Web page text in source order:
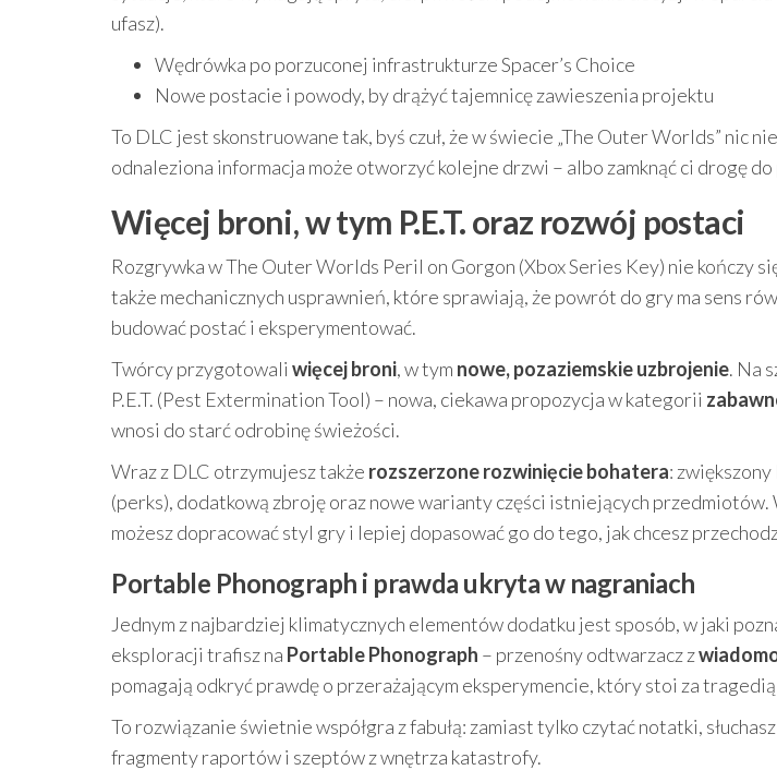
ufasz).
Wędrówka po porzuconej infrastrukturze Spacer’s Choice
Nowe postacie i powody, by drążyć tajemnicę zawieszenia projektu
To DLC jest skonstruowane tak, byś czuł, że w świecie „The Outer Worlds” nic
odnaleziona informacja może otworzyć kolejne drzwi – albo zamknąć ci drogę
Więcej broni, w tym P.E.T. oraz rozwój postaci
Rozgrywka w The Outer Worlds Peril on Gorgon (Xbox Series Key) nie kończy
także mechanicznych usprawnień, które sprawiają, że powrót do gry ma sens
budować postać i eksperymentować.
Twórcy przygotowali więcej broni, w tym nowe, pozaziemskie uzbrojenie. Na
P.E.T. (Pest Extermination Tool) – nowa, ciekawa propozycja w kategorii
wnosi do starć odrobinę świeżości.
Wraz z DLC otrzymujesz także rozszerzone rozwinięcie bohatera:
(perks), dodatkową zbroję oraz nowe warianty części istniejących przedmiotów.
możesz dopracować styl gry i lepiej dopasować go do tego, jak chcesz
Portable Phonograph i prawda ukryta w nagraniach
Jednym z najbardziej klimatycznych elementów dodatku jest sposób, w jaki
eksploracji trafisz na Portable Phonograph – przenośny odtwarzacz z
pomagają odkryć prawdę o przerażającym eksperymencie, który stoi za
To rozwiązanie świetnie współgra z fabułą: zamiast tylko czytać notatki,
fragmenty raportów i szeptów z wnętrza katastrofy.